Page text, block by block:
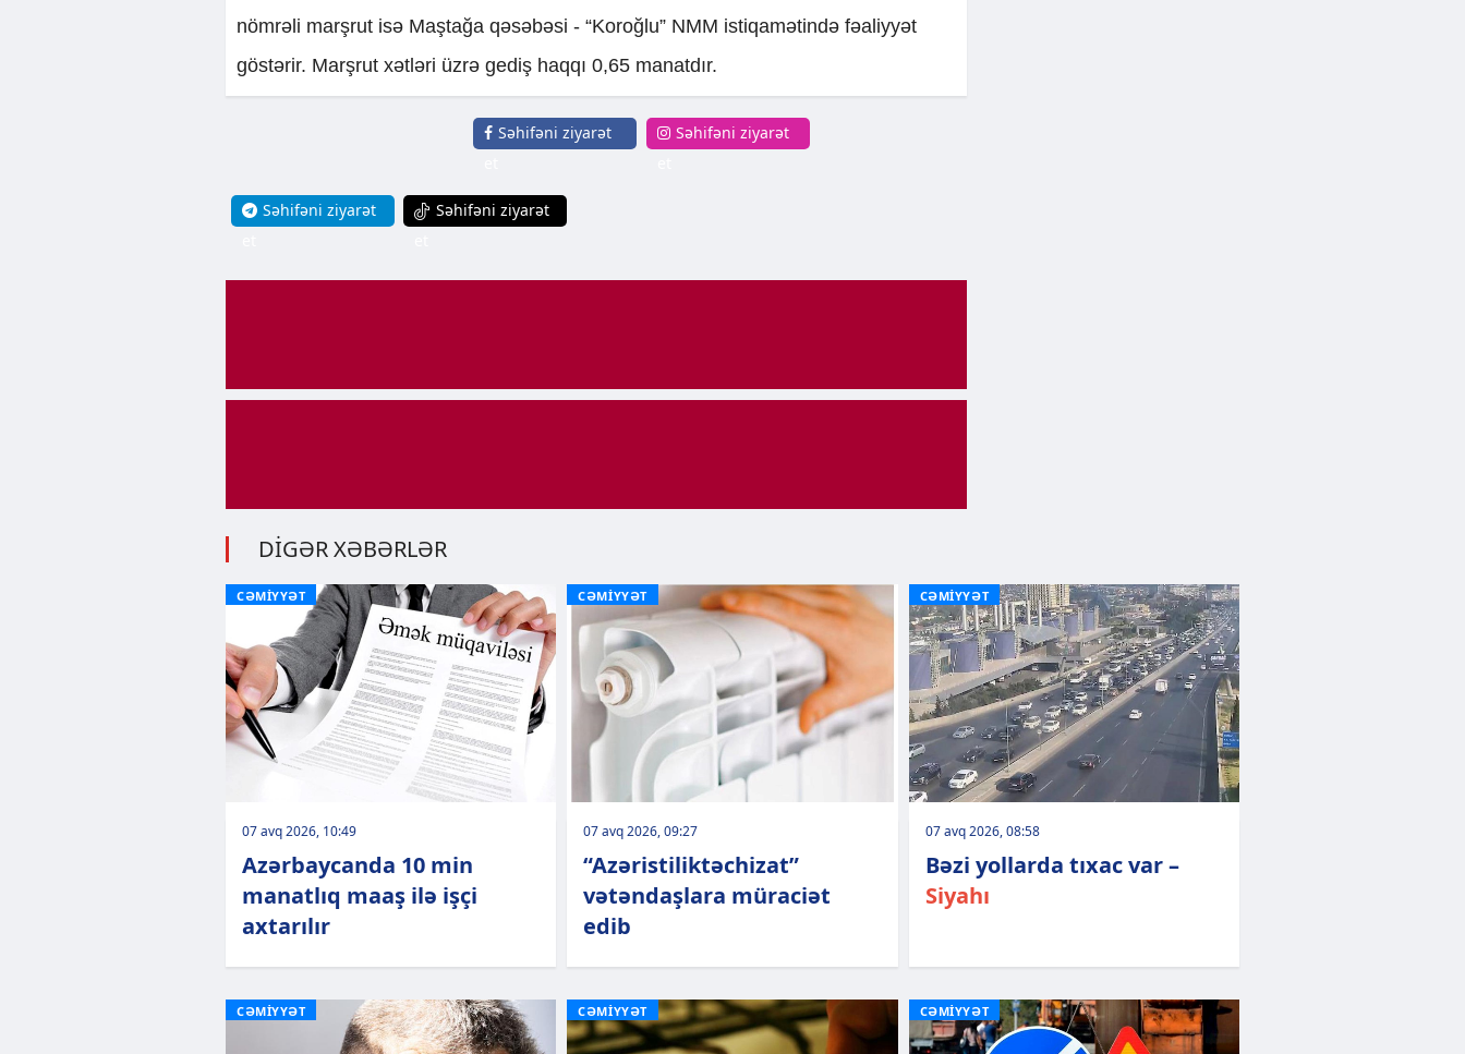
nömrəli marşrut isə Maştağa qəsəbəsi - “Koroğlu” NMM istiqamətində fəaliyyət
göstərir. Marşrut xətləri üzrə gediş haqqı 0,65 manatdır.
Səhifəni ziyarət
Səhifəni ziyarət
Səhifəni ziyarət
Səhifəni ziyarət
DİGƏR XƏBƏRLƏR
CƏMİYYƏT
07 avq 2026, 10:49
Azərbaycanda 10 min
manatlıq maaş ilə işçi
axtarılır
CƏMİYYƏT
07 avq 2026, 09:27
“Azəristiliktəchizat”
vətəndaşlara müraciət
edib
CƏMİYYƏT
07 avq 2026, 08:58
Bəzi yollarda tıxac var –
Siyahı
CƏMİYYƏT CƏMİYYƏT CƏMİYYƏT